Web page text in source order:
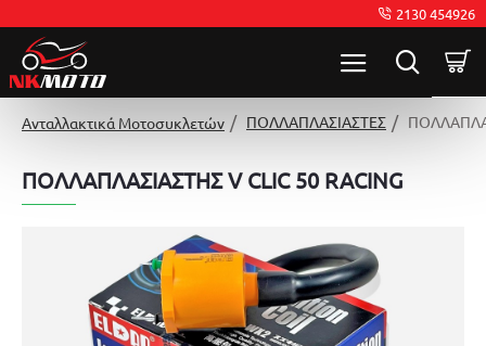
2130 454926
Ανταλλακτικά Μοτοσυκλετών ΠΟΛΛΑΠΛΑΣΙΑΣΤΕΣ
ΠΟΛΛΑΠΛΑΣΙΑΣΤΗΣ V CLIC 50 RACING